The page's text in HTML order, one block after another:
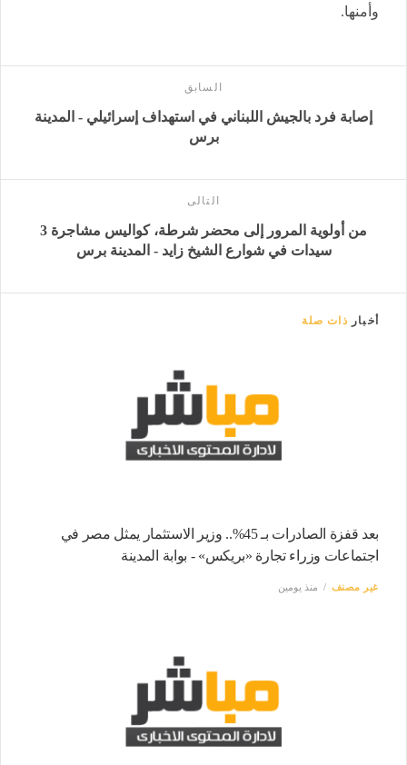
وأمنها.
السابق
إصابة فرد بالجيش اللبناني في استهداف إسرائيلي - المدينة
برس
التالى
من أولوية المرور إلى محضر شرطة، كواليس مشاجرة 3
سيدات في شوارع الشيخ زايد - المدينة برس
أخبار ذات صلة
بعد قفزة الصادرات بـ 45%.. وزير الاستثمار يمثل مصر في
اجتماعات وزراء تجارة «بريكس» - بوابة المدينة
غير مصنف منذ يومين